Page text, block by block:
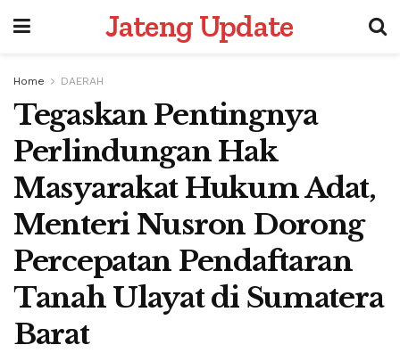
Jateng Update
Home DAERAH
Tegaskan Pentingnya
Perlindungan Hak
Masyarakat Hukum Adat,
Menteri Nusron Dorong
Percepatan Pendaftaran
Tanah Ulayat di Sumatera
Barat